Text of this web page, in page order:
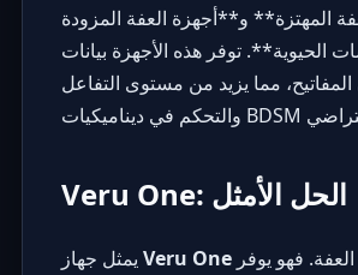
المهتزة** و**أجهزة العفة المزودة
الحيوية**. توفر هذه الأجهزة بيانات
مما يزيد من مستوى التفاعل
Veru One: الحل الأمثل
Veru Oneمستقبل أجهزة العفة. فهو يوفر